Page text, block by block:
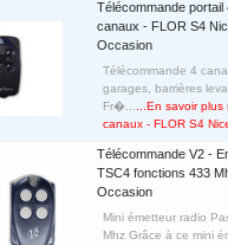
Télécommande portail
canaux - FLOR S4
Occasion
Télécommande 4
garages, barrières
Fr�...
...En savoir
canaux - FLOR S4
Télécommande V2 -
TSC4 fonctions 433
Occasion
Mini émetteur radio
Mhz Grâce à ce mini